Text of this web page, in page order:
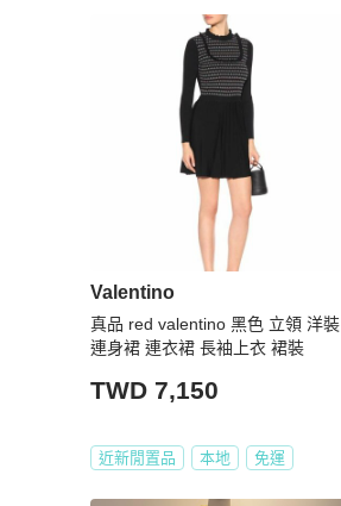
Valentino
真品 red valentino 黑色 立領 洋裝
連身裙 連衣裙 長袖上衣 裙裝
TWD 7,150
近新閒置品 本地 免運